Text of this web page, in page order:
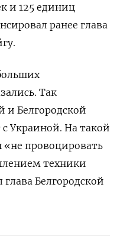
и 125 единиц
ранее глава
Так
и Белгородской
с Украиной. На такой
провоцировать
техники
Белгородской